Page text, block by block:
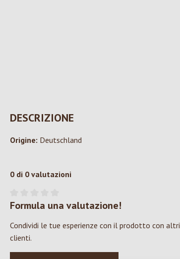
DESCRIZIONE
Origine: Deutschland
0 di 0 valutazioni
Valutazione media di 0 su 5 stelle
Formula una valutazione!
Condividi le tue esperienze con il prodotto con altri
clienti.